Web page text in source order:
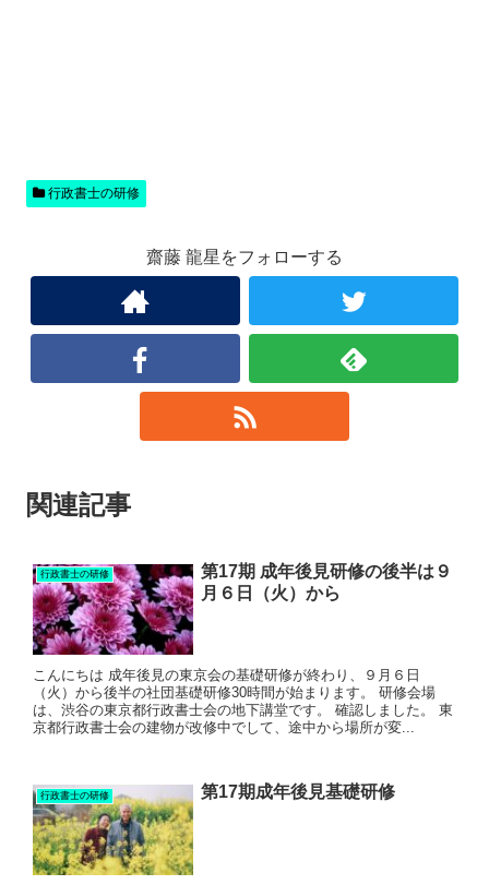
行政書士の研修
齋藤 龍星をフォローする
関連記事
行政書士の研修
第17期 成年後見研修の後半は９
月６日（火）から
こんにちは 成年後見の東京会の基礎研修が終わり、９月６日
（火）から後半の社団基礎研修30時間が始まります。 研修会場
は、渋谷の東京都行政書士会の地下講堂です。 確認しました。 東
京都行政書士会の建物が改修中でして、途中から場所が変...
行政書士の研修 第17期成年後見基礎研修